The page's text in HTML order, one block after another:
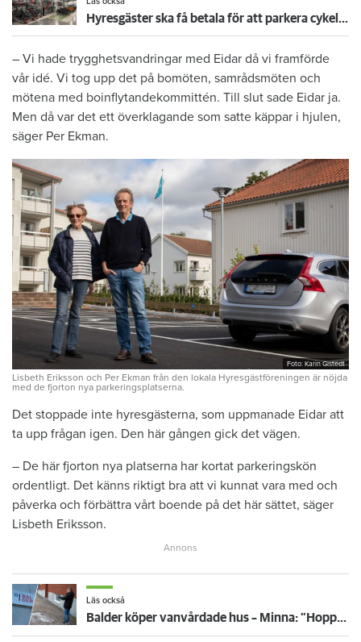
Hyresgäster ska få betala för att parkera cykeln – stor hyresvärd testar förhyrd cykelparkering
– Vi hade trygghetsvandringar med Eidar då vi framförde
vår idé. Vi tog upp det på bomöten, samrådsmöten och
mötena med boinflytandekommittén. Till slut sade Eidar ja.
Men då var det ett överklagande som satte käppar i hjulen,
säger Per Ekman.
Foto: Karin Gistedt
Lisbeth Eriksson och Per Ekman från den lokala Hyresgästföreningen är nöjda
med de fjorton nya parkeringsplatserna.
Det stoppade inte hyresgästerna, som uppmanade Eidar att
ta upp frågan igen. Den här gången gick det vägen.
– De här fjorton nya platserna har kortat parkeringskön
ordentligt. Det känns riktigt bra att vi kunnat vara med och
påverka och förbättra vårt boende på det här sättet, säger
Lisbeth Eriksson.
Läs också
Balder köper vanvårdade hus – Minna: ”Hoppas på förbättring”